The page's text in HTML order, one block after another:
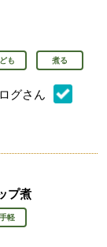
も 煮る
グさん
プ煮
軽